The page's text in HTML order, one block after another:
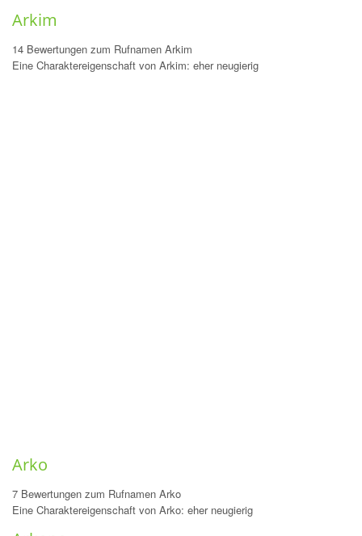
Arkim
14 Bewertungen zum Rufnamen Arkim
Eine Charaktereigenschaft von Arkim: eher neugierig
Arko
7 Bewertungen zum Rufnamen Arko
Eine Charaktereigenschaft von Arko: eher neugierig